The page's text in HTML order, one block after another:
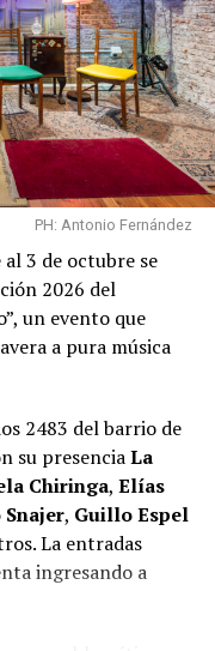
PH: Antonio Fernández
3 de octubre se
2026 del
un evento que
a pura música
2483 del barrio de
su presenciaLa
Chiringa, Elías
, Guillo Espel
La entradas
ingresando a